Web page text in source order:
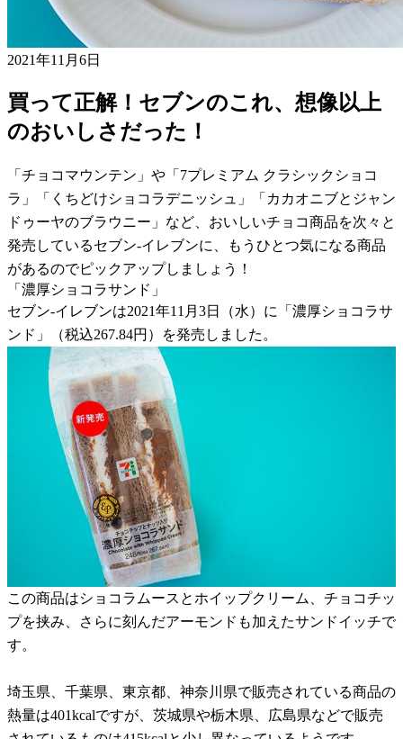
2021年11月6日
買って正解！セブンのこれ、想像以上
のおいしさだった！
「チョコマウンテン」や「7プレミアム クラシックショコ
ラ」「くちどけショコラデニッシュ」「カカオニブとジャン
ドゥーヤのブラウニー」など、おいしいチョコ商品を次々と
発売しているセブン-イレブンに、もうひとつ気になる商品
があるのでピックアップしましょう！
「濃厚ショコラサンド」
セブン-イレブンは2021年11月3日（水）に「濃厚ショコラサ
ンド」（税込267.84円）を発売しました。
この商品はショコラムースとホイップクリーム、チョコチッ
プを挟み、さらに刻んだアーモンドも加えたサンドイッチで
す。
埼玉県、千葉県、東京都、神奈川県で販売されている商品の
熱量は401kcalですが、茨城県や栃木県、広島県などで販売